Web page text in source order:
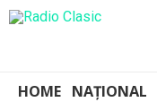
HOME NAȚIONAL